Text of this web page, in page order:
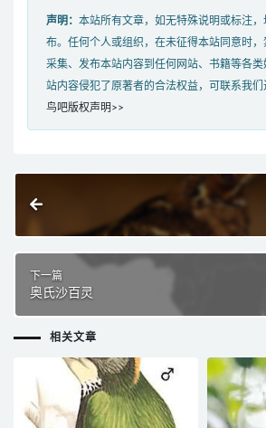
声明： 本站所有文章，如无特殊说明或标注
布。任何个人或组织，在未征得本站同意时，
采集、发布本站内容到任何网站、书籍等各
站内容侵犯了原著者的合法权益，可联系我们
鸟吧版权声明>>
下一篇
奥氏沙百灵
相关文章